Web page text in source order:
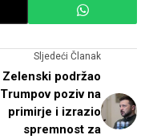
Sljedeći Članak
Zelenski podržao
Trumpov poziv na
primirje i izrazio
spremnost za